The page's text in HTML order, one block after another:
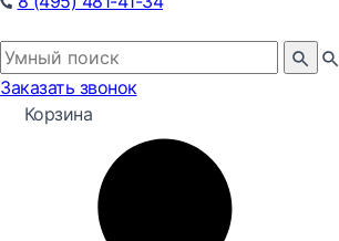
Заказать звонок
Корзина